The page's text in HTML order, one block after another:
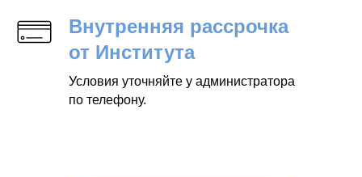
Внутренняя рассрочка
от Института
Условия уточняйте у администратора
по телефону.